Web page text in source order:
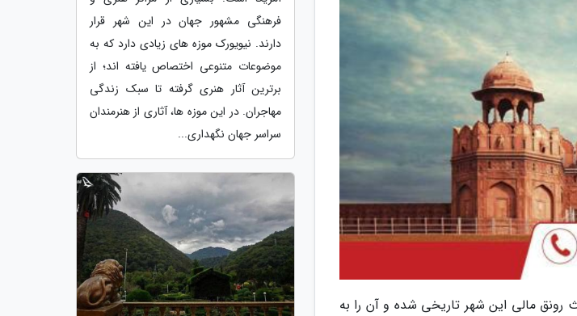
مالی این شهر تاریخی شده و آن را به
فرهنگی مشهور جهان در این شهر قرار
دارند. نیویورک موزه های زیادی دارد که به
موضوعات متنوعی اختصاص یافته اند؛ از
برترین آثار هنری گرفته تا سبک زندگی
مهاجران. در این موزه ها، آثاری از هنرمندان
سراسر جهان نگهداری...